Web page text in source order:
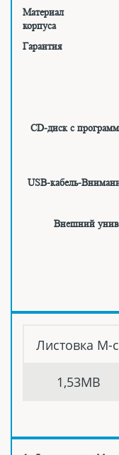
Материал
корпуса
Гарантия
CD-диск с
USB-кабель-
Внешний
Листовка M-
1,53MB